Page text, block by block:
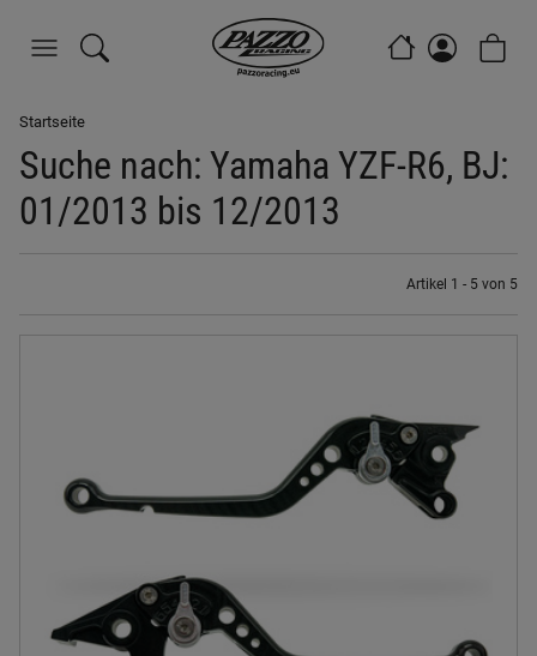
Startseite
Suche nach: Yamaha YZF-R6, BJ:
01/2013 bis 12/2013
Artikel 1 - 5 von 5